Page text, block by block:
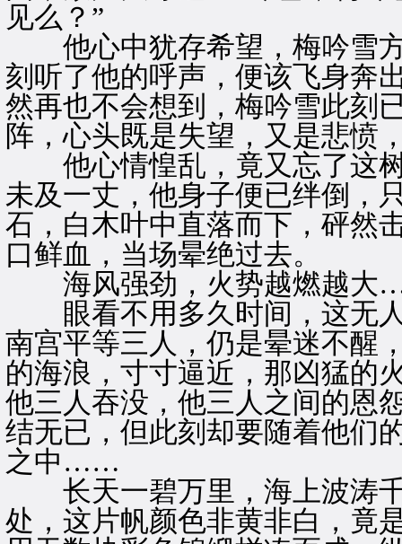
见么？”
他心中犹存希望，梅吟雪方
刻听了他的呼声，便该飞身奔
然再也不会想到，梅吟雪此刻
阵，心头既是失望，又是悲愤
他心情惶乱，竟又忘了这树
未及一丈，他身子便已绊倒，
石，白木叶中直落而下，砰然
口鲜血，当场晕绝过去。
海风强劲，火势越燃越
眼看不用多久时间，这无人
南宫平等三人，仍是晕迷不醒
的海浪，寸寸逼近，那凶猛的
他三人吞没，他三人之间的恩
结无已，但此刻却要随着他们
之中……
长天一碧万里，海上波涛千
处，这片帆颜色非黄非白，竟